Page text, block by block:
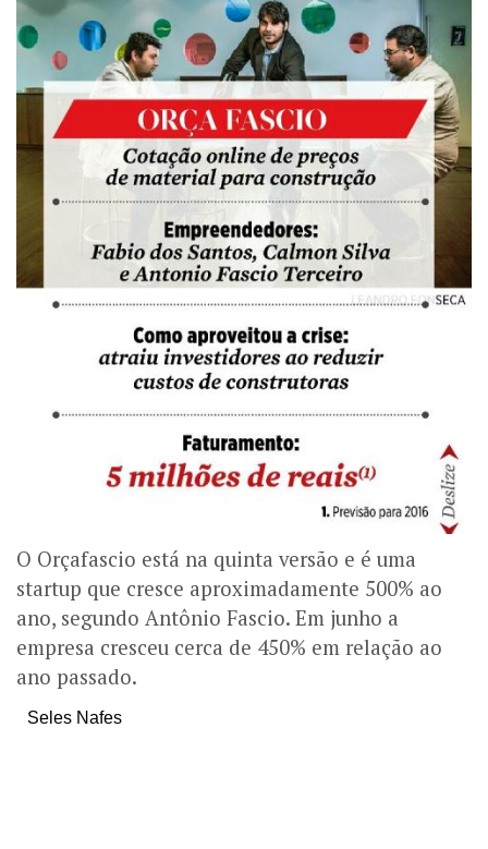
O Orçafascio está na quinta versão e é uma
startup que cresce aproximadamente 500% ao
ano, segundo Antônio Fascio. Em junho a
empresa cresceu cerca de 450% em relação ao
ano passado.
Seles Nafes